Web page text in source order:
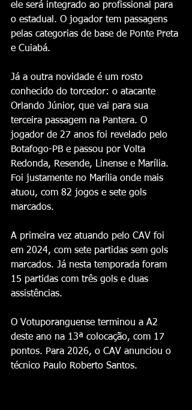
ele será integrado ao profissional para
o estadual. O jogador tem passagens
pelas categorias de base de Ponte Preta
e Cuiabá.
Já a outra novidade é um rosto
conhecido do torcedor: o atacante
Orlando Júnior, que vai para sua
terceira passagem na Pantera. O
jogador de 27 anos foi revelado pelo
Botafogo-PB e passou por Volta
Redonda, Resende, Linense e Marília.
Foi justamente no Marília onde mais
atuou, com 82 jogos e sete gols
marcados.
A primeira vez atuando pelo CAV foi
em 2024, com sete partidas sem gols
marcados. Já nesta temporada foram
15 partidas com três gols e duas
assistências.
O Votuporanguense terminou a A2
deste ano na 13ª colocação, com 17
pontos. Para 2026, o CAV anunciou o
técnico Paulo Roberto Santos.